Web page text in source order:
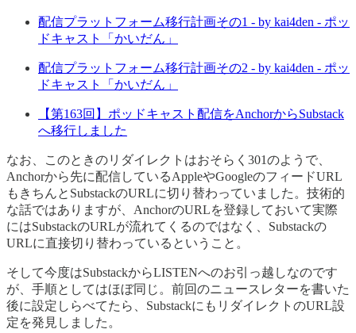
配信プラットフォーム移行計画その1 - by kai4den - ポッ
ドキャスト「かいだん」
配信プラットフォーム移行計画その2 - by kai4den - ポッ
ドキャスト「かいだん」
【第163回】ポッドキャスト配信をAnchorからSubstack
へ移行しました
なお、このときのリダイレクトはおそらく301のようで、
Anchorから先に配信しているAppleやGoogleのフィードURL
もきちんとSubstackのURLに切り替わっていました。技術的
な話ではありますが、AnchorのURLを登録しておいて実際
にはSubstackのURLが流れてくるのではなく、Substackの
URLに直接切り替わっているということ。
そして今度はSubstackからLISTENへのお引っ越しなのです
が、手順としてはほぼ同じ。前回のニュースレターを書いた
後に設定しらべてたら、SubstackにもリダイレクトのURL設
定を発見しました。